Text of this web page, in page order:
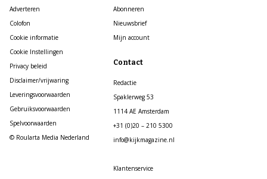
Adverteren
Colofon
Cookie informatie
Cookie Instellingen
Privacy beleid
Disclaimer/vrijwaring
Leveringsvoorwaarden
Gebruiksvoorwaarden
Spelvoorwaarden
© Roularta Media Nederland
Abonneren
Nieuwsbrief
Mijn account
Contact
Redactie
Spaklerweg 53
1114 AE Amsterdam
+31 (0)20 – 210 5300
info@kijkmagazine.nl
Klantenservice